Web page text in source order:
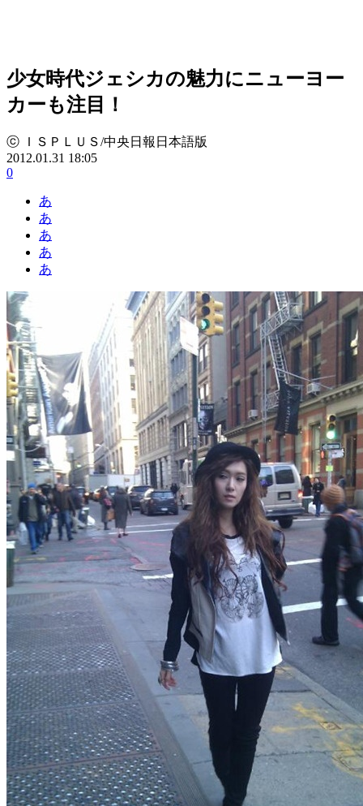
少女時代ジェシカの魅力にニューヨー
カーも注目！
ⓒ ＩＳＰＬＵＳ/中央日報日本語版
2012.01.31 18:05
0
あ
あ
あ
あ
あ